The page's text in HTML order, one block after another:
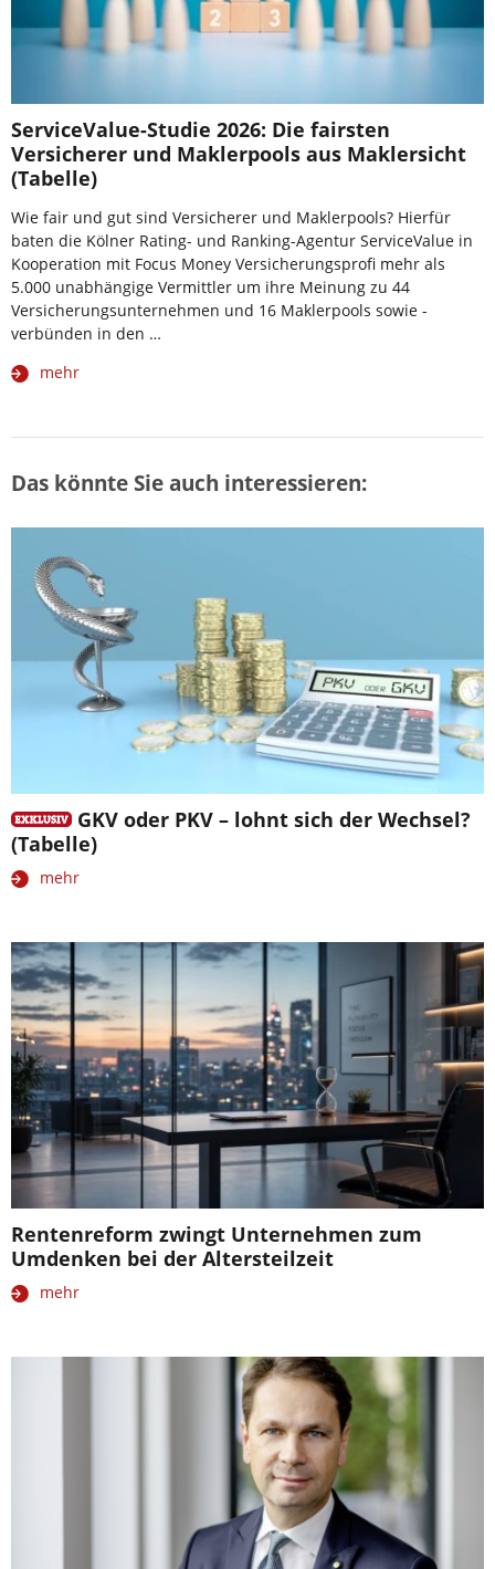
ServiceValue-Studie 2026: Die fairsten
Versicherer und Maklerpools aus Maklersicht
(Tabelle)
Wie fair und gut sind Versicherer und Maklerpools? Hierfür
baten die Kölner Rating- und Ranking-Agentur ServiceValue in
Kooperation mit Focus Money Versicherungsprofi mehr als
5.000 unabhängige Vermittler um ihre Meinung zu 44
Versicherungsunternehmen und 16 Maklerpools sowie -
verbünden in den …
mehr
Das könnte Sie auch interessieren:
GKV oder PKV – lohnt sich der Wechsel?
(Tabelle)
mehr
Rentenreform zwingt Unternehmen zum
Umdenken bei der Altersteilzeit
mehr